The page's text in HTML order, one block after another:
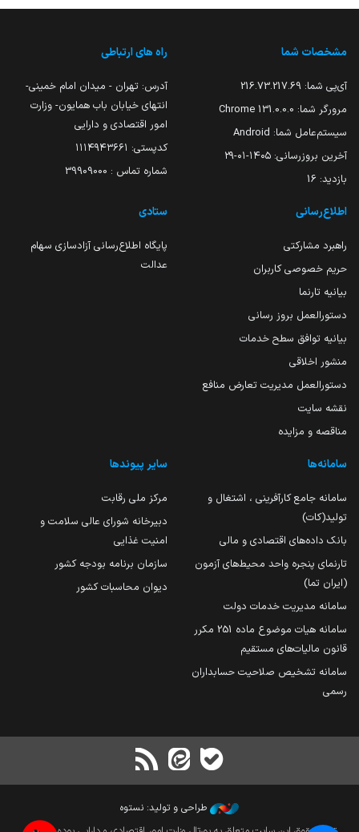
مشخصات شما
آی‌پی شما: 216.73.217.69
مرورگر شما: 131.0.0.0 Chrome
سیستم‌عامل شما: Android
آخرین بروزرسانی: ۱۴۰۵-۰۱-۲۹
بازدید: 16
راه های ارتباطی
آدرس: تهران - میدان امام خمینی-
انتهای خیابان باب همایون- وزارت
امور اقتصادی و دارایی
کدپستی: ۱۱۱۴۹۴۳۶۶۱
شماره تماس : 39909000
اطلاع‌رسانی
راهبرد مشارکتی
حریم خصوصی کاربران
بیانیه تارنما
دستورالعمل بروز رسانی
بیانیه توافق سطح خدمات
منشور اخلاقی
دستورالعمل مدیریت تعارض منافع
نقشه سایت
مناقصه و مزایده
ستادی
پایگاه اطلاع‌رسانی آزادسازی سهام
عدالت
سامانه‌ها
سامانه جامع کارآفرینی ، اشتغال و
تولید(کات)
بانک داده‌های اقتصادی و مالی
تارنمای پنجره واحد محیط‌های آزمون
(ایران تما)
سامانه مدیریت خدمات دولت
سامانه هیات موضوع ماده 251 مکرر
قانون مالیات‌های مستقیم
سامانه تشخیص صلاحیت حسابداران
رسمی
سایر پیوندها
مرکز ملی رقابت
دبیرخانه شورای عالی سلامت و
امنیت غذایی
سازمان برنامه بودجه کشور
دیوان محاسبات کشور
طراحی و تولید: نستوه